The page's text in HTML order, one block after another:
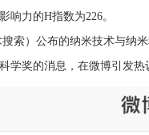
响力的H指数为226。
搜索）公布的纳米技术与纳
学奖的消息，在微博引发热